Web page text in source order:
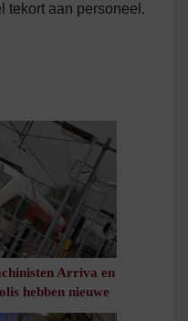
tekort aan personeel.
Arriva en
hebben nieuwe